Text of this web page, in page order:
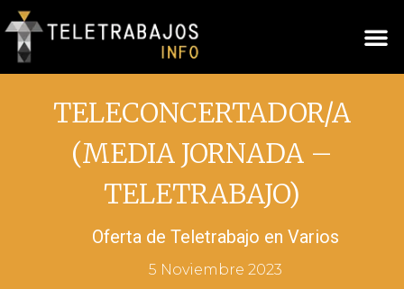
TELECONCERTADOR/A
(MEDIA JORNADA –
TELETRABAJO)
Oferta de Teletrabajo en Varios
5 Noviembre 2023